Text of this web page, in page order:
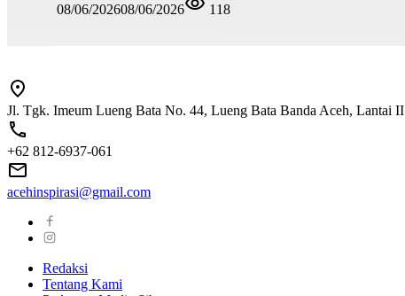
08/06/202608/06/2026 118
Jl. Tgk. Imeum Lueng Bata No. 44, Lueng Bata Banda Aceh, Lantai II
+62 812-6937-061
acehinspirasi@gmail.com
Redaksi
Tentang Kami